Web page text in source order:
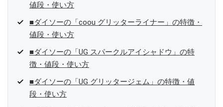
値段・使い方
■ダイソーの「coou グリッターライナー」の特徴・
値段・使い方
■ダイソーの「UG スパークルアイシャドウ」の特
徴・値段・使い方
■ダイソーの「UG グリッタージェム」の特徴・値
段・使い方